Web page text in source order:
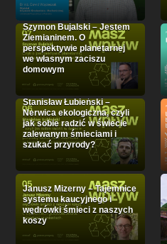
Szymon Bujalski – Jestem
Ziemianinem. O
perspektywie planetarnej
we własnym zaciszu
domowym
Stanisław Łubieński –
Nerwica ekologiczna, czyli
jak sobie radzić w świecie
zalewanym śmieciami i
szukać przyrody?
Janusz Mizerny – Tajemnice
systemu kaucyjnego i
wędrówki śmieci z naszych
koszy